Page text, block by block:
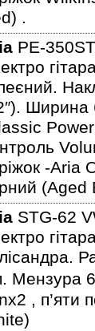
.
PE-
Ширина
-Aria
(Aged
STG-62
Мензура
, п’яти